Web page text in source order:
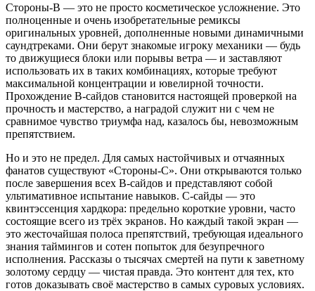
Стороны-B — это не просто косметическое усложнение. Это
полноценные и очень изобретательные ремиксы
оригинальных уровней, дополненные новыми динамичными
саундтреками. Они берут знакомые игроку механики — будь
то движущиеся блоки или порывы ветра — и заставляют
использовать их в таких комбинациях, которые требуют
максимальной концентрации и ювелирной точности.
Прохождение B-сайдов становится настоящей проверкой на
прочность и мастерство, а наградой служит ни с чем не
сравнимое чувство триумфа над, казалось бы, невозможным
препятствием.
Но и это не предел. Для самых настойчивых и отчаянных
фанатов существуют «Стороны-C». Они открываются только
после завершения всех B-сайдов и представляют собой
ультимативное испытание навыков. C-сайды — это
квинтэссенция хардкора: предельно короткие уровни, часто
состоящие всего из трёх экранов. Но каждый такой экран —
это жесточайшая полоса препятствий, требующая идеального
знания таймингов и сотен попыток для безупречного
исполнения. Рассказы о тысячах смертей на пути к заветному
золотому сердцу — чистая правда. Это контент для тех, кто
готов доказывать своё мастерство в самых суровых условиях.